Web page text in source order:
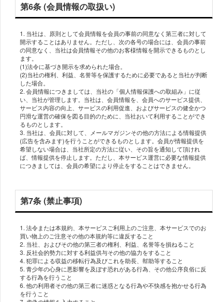
第6条 (会員情報の取扱い)
1. 当社は、原則として会員情報を会員の事前の同意なく第三者に対して
開示することはありません。ただし、次の各号の場合には、会員の事前
の同意なく、当社は会員情報その他のお客様情報を開示できるものとし
ます。
(1)法令に基づき開示を求められた場合。
(2)当社の権利、利益、名誉等を保護するために必要であると当社が判断
した場合。
2. 会員情報につきましては、当社の「個人情報保護への取組み」に従
い、当社が管理します。当社は、会員情報を、会員へのサービス提供、
サービス内容の向上、サービスの利用促進、およびサービスの健全かつ
円滑な運営の確保を図る目的のために、当社おいて利用することができ
るものとします。
3. 当社は、会員に対して、メールマガジンその他の方法による情報提供
(広告を含みます)を行うことができるものとします。会員が情報提供を
希望しない場合は、当社所定の方法に従い、その旨を通知して頂けれ
ば、情報提供を停止します。ただし、本サービス運営に必要な情報提供
につきましては、会員の希望により停止をすることはできません。
第7条 (禁止事項)
1. 法令または本規約、本サービスご利用上のご注意、本サービスでのお
買い物上のご注意その他の本規約等に違反すること
2. 当社、およびその他の第三者の権利、利益、名誉等を損ねること
3. 反社会的勢力に対する利益供与その他の協力をすること
4. 犯罪による収益の移転行為及びこれを助長、幇助等すること
5. 青少年の心身に悪影響を及ぼす恐れがある行為、その他公序良俗に反
する行為を行うこと
6. 他の利用者その他の第三者に迷惑となる行為や不快感を抱かせる行為
を行うこと